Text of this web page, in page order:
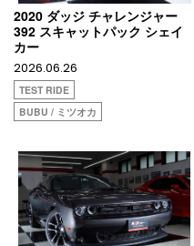
2020 ダッジ チャレンジャー
392 スキャットパック シェイ
カー
2026.06.26
TEST RIDE
BUBU / ミツオカ